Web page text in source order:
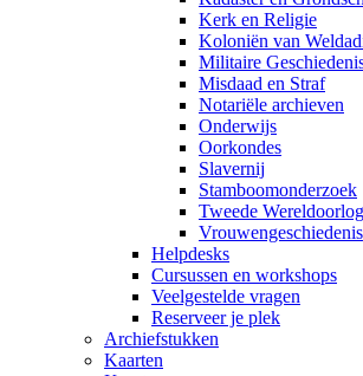
Kerk en Religie
Koloniën van
Militaire
Misdaad en Straf
Notariële archieven
Onderwijs
Oorkondes
Slavernij
Stamboomonderzoek
Tweede Wereldoorlog
Vrouwengeschiedenis
Helpdesks
Cursussen en workshops
Veelgestelde vragen
Reserveer je plek
Archiefstukken
Kaarten